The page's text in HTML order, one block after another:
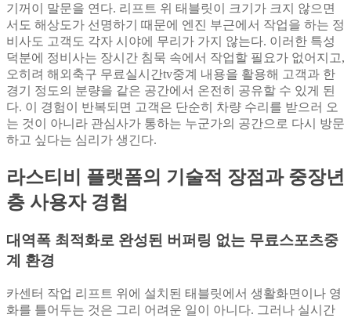
기꺼이 말문을 연다. 리프트 위 태블릿이 크기가 크지 않으면
서도 해상도가 선명하기 때문에 엔진 부근에서 작업을 하는 정
비사도 고객도 각자 시야에 무리가 가지 않는다. 이러한 특성
덕분에 정비사는 장시간 침묵 속에서 작업할 필요가 없어지고,
오히려 해외축구 무료실시간tv중계 내용을 활용해 고객과 한
경기 정도의 분량을 같은 공간에서 온전히 공유할 수 있게 된
다. 이 경험이 반복되면 고객은 단순히 차량 수리를 받으러 오
는 것이 아니라 관심사가 통하는 누군가의 공간으로 다시 방문
하고 싶다는 심리가 생긴다.
라스티비 플랫폼의 기술적 장점과 중장년
층 사용자 경험
대역폭 최적화로 완성된 버퍼링 없는 무료스포츠중
계 환경
카센터 작업 리프트 위에 설치된 태블릿에서 생활화면이나 영
화를 틀어두는 것은 그리 어려운 일이 아니다. 그러나 실시간